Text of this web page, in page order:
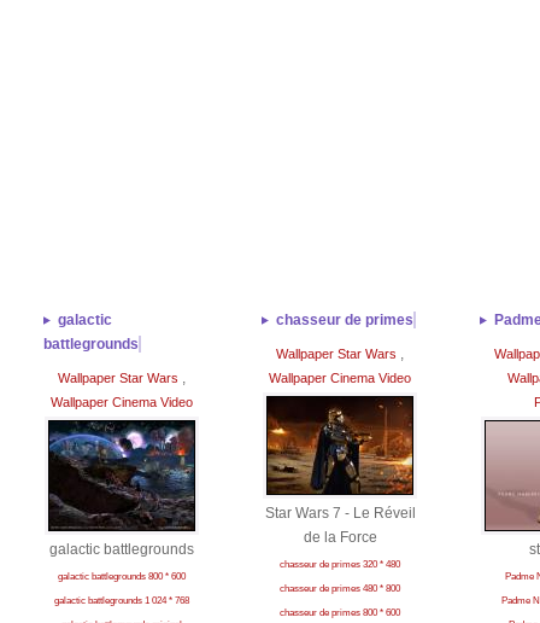
galactic
battlegrounds
Wallpaper Star Wars ,
Wallpaper Cinema Video
galactic battlegrounds
galactic battlegrounds 800 * 600
galactic battlegrounds 1 024 * 768
chasseur de primes
Wallpaper Star Wars ,
Wallpaper Cinema Video
Star Wars 7 - Le Réveil
de la Force
chasseur de primes 320 * 480
chasseur de primes 480 * 800
chasseur de primes 800 * 600
Padme
Padme